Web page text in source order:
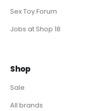
Sex Toy Forum
Jobs at Shop 18
Shop
Sale
All brands